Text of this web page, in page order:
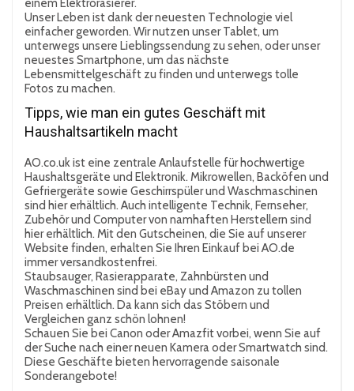
einem Elektrorasierer.
Unser Leben ist dank der neuesten Technologie viel
einfacher geworden. Wir nutzen unser Tablet, um
unterwegs unsere Lieblingssendung zu sehen, oder unser
neuestes Smartphone, um das nächste
Lebensmittelgeschäft zu finden und unterwegs tolle
Fotos zu machen.
Tipps, wie man ein gutes Geschäft mit
Haushaltsartikeln macht
AO.co.uk ist eine zentrale Anlaufstelle für hochwertige
Haushaltsgeräte und Elektronik. Mikrowellen, Backöfen und
Gefriergeräte sowie Geschirrspüler und Waschmaschinen
sind hier erhältlich. Auch intelligente Technik, Fernseher,
Zubehör und Computer von namhaften Herstellern sind
hier erhältlich. Mit den Gutscheinen, die Sie auf unserer
Website finden, erhalten Sie Ihren Einkauf bei AO.de
immer versandkostenfrei.
Staubsauger, Rasierapparate, Zahnbürsten und
Waschmaschinen sind bei eBay und Amazon zu tollen
Preisen erhältlich. Da kann sich das Stöbern und
Vergleichen ganz schön lohnen!
Schauen Sie bei Canon oder Amazfit vorbei, wenn Sie auf
der Suche nach einer neuen Kamera oder Smartwatch sind.
Diese Geschäfte bieten hervorragende saisonale
Sonderangebote!